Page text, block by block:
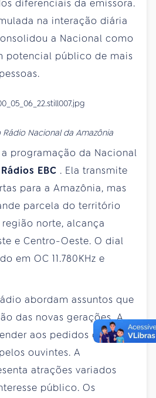
diferenciais da emissora.
na interação diária
a Nacional como
potencial público de mais
Nacional da Amazônia
programação da Nacional
Rádios EBC . Ela transmite
para a Amazônia, mas
parcela do território
norte, alcança
e Centro-Oeste. O dial
em OC 11.780KHz e
abordam assuntos que
das novas gerações. A
aos pedidos de
ouvintes. A
atrações variados
público. Os